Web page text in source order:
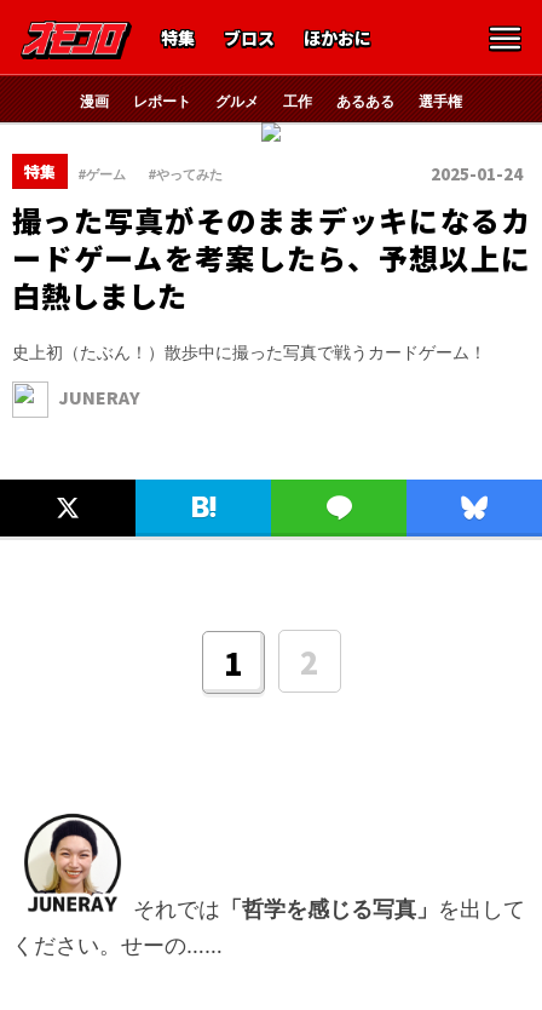
特集 ブロス ほかおに
漫画 レポート グルメ 工作 あるある 選手権
特集 #ゲーム #やってみた 2025-01-24
撮った写真がそのままデッキになるカ
ードゲームを考案したら、予想以上に
白熱しました
史上初（たぶん！）散歩中に撮った写真で戦うカードゲーム！
JUNERAY
1 2
それでは 「哲学を感じる写真」 を出して
ください。せーの……